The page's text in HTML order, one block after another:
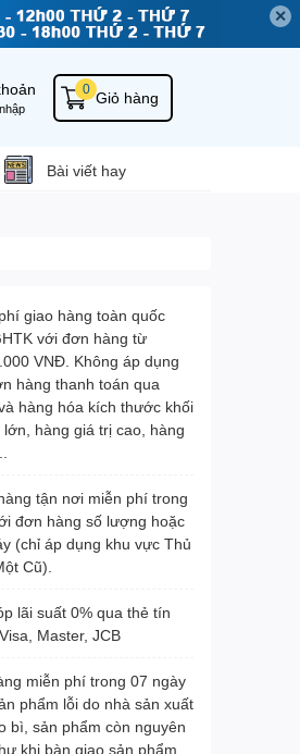
✕
Giỏ hàng
0
Bài viết hay
giao hàng toàn quốc
với đơn hàng từ
VNĐ. Không áp dụng
hàng thanh toán qua
hàng hóa kích thước khối
hàng giá trị cao, hàng
tận nơi miễn phí trong
đơn hàng số lượng hoặc
(chỉ áp dụng khu vực Thủ
Cũ).
lãi suất 0% qua thẻ tín
Master, JCB
miễn phí trong 07 ngày
phẩm lỗi do nhà sản xuất
bì, sản phẩm còn nguyên
khi bàn giao sản phẩm